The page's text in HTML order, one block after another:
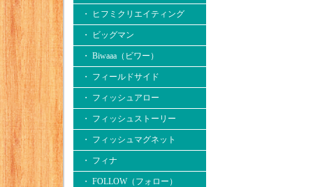
・ ヒフミクリエイティング
・ ビッグマン
・ Biwaaa（ビワー）
・ フィールドサイド
・ フィッシュアロー
・ フィッシュストーリー
・ フィッシュマグネット
・ フィナ
・ FOLLOW（フォロー）